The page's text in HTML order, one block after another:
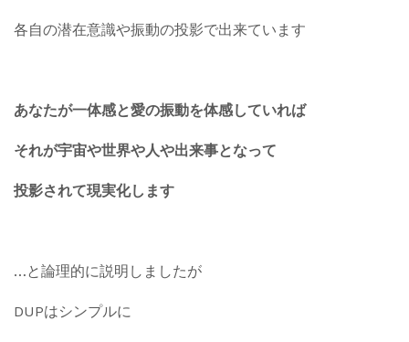
各自の潜在意識や振動の投影で出来ています
あなたが一体感と愛の振動を体感していれば
それが宇宙や世界や人や出来事となって
投影されて現実化します
…と論理的に説明しましたが
DUPはシンプルに